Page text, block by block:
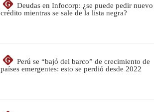
G
Deudas en Infocorp: ¿se puede pedir nuevo
crédito mientras se sale de la lista negra?
G
Perú se “bajó del barco” de crecimiento de
países emergentes: esto se perdió desde 2022